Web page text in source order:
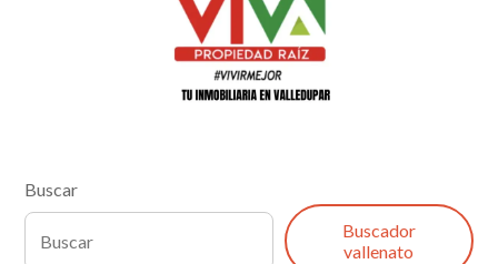
Buscar
Buscador
vallenato